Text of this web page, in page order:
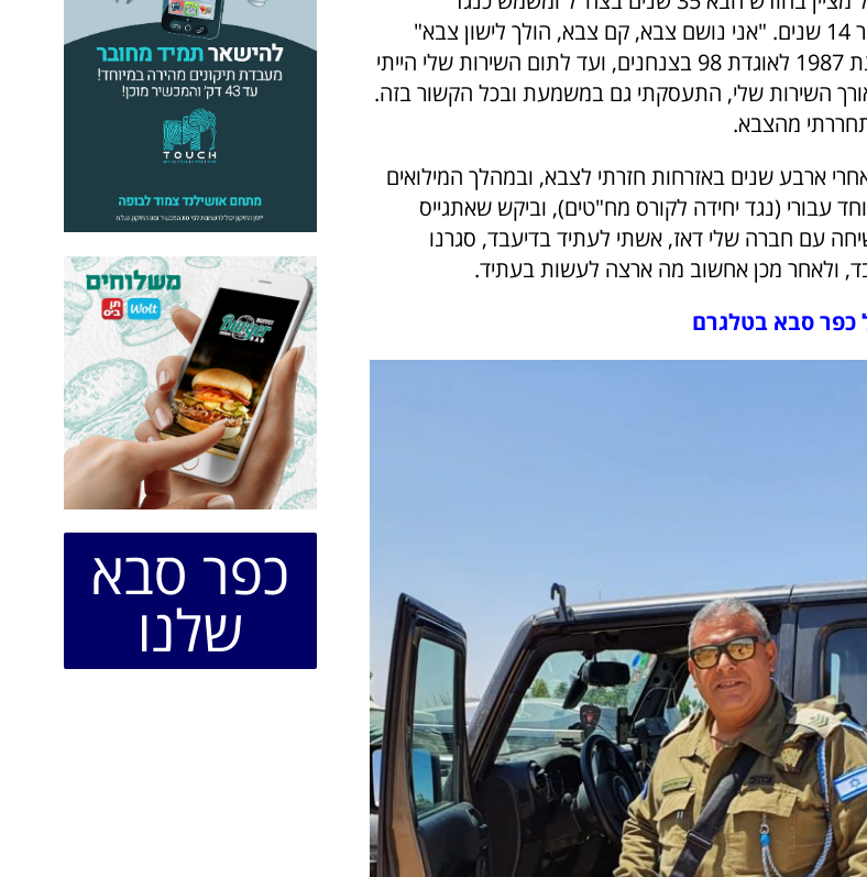
המשמעת של יחידת מיטב כבר 14 שנים. "אני נושם צבא, קם צבא, הולך לישון צבא"
משתף צוברי. "התגייסתי בשנת 1987 לאוגדת 98 בצנחנים, ועד לתום השירות שלי הייתי
השירות שלי, התעסקתי גם במשמעת ובכל הקשור בזה.
מהצבא.
ארבע שנים באזרחות חזרתי לצבא, ובמהלך המילואים
עבורי (נגד יחידה לקורס מח"טים), וביקש שאתגייס
עם חברה שלי דאז, אשתי לעתיד בדיעבד, סגרנו
ולאחר מכן אחשוב מה ארצה לעשות בעתיד.
כפר סבא בטלגרם
כפר סבא
שלנו